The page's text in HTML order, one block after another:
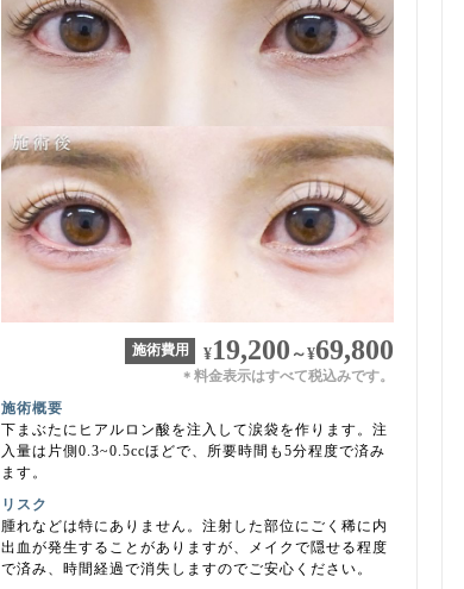
施術費用 ¥19,200 ～¥69,800
＊ 料金表示はすべて税込みです。
施術概要
下まぶたにヒアルロン酸を注入して涙袋を作ります。注
入量は片側0.3~0.5ccほどで、所要時間も5分程度で済み
ます。
リスク
腫れなどは特にありません。注射した部位にごく稀に内
出血が発生することがありますが、メイクで隠せる程度
で済み、時間経過で消失しますのでご安心ください。